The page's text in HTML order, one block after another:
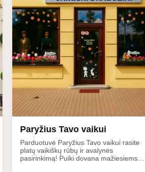
Paryžius Tavo vaikui
Parduotuvė Paryžius Tavo vaikui rasite
platų vaikiškų rūbų ir avalynės
pasirinkimą! Puiki dovana mažiesiems